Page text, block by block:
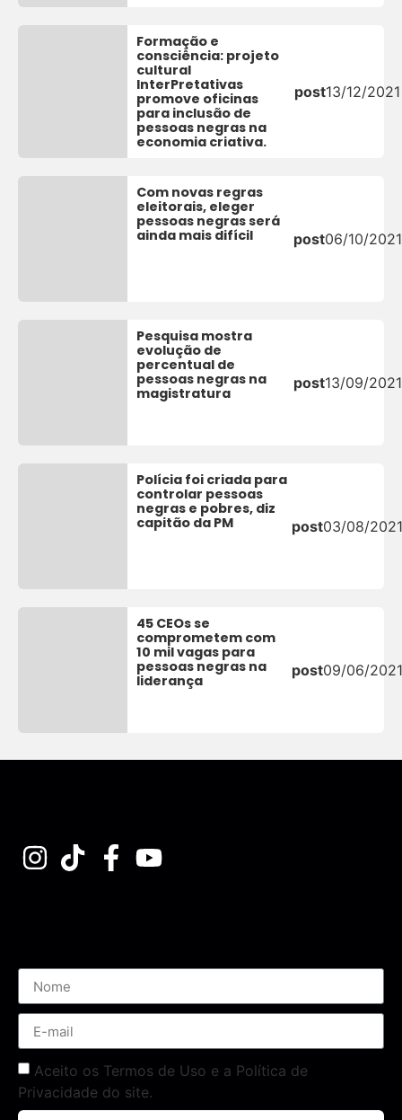
Formação e
consciência: projeto
cultural
InterPretativas
promove oficinas
para inclusão de
pessoas negras na
economia criativa.
post13/12/2021
Com novas regras
eleitorais, eleger
pessoas negras será
ainda mais difícil
post06/10/2021
Pesquisa mostra
evolução de
percentual de
pessoas negras na
magistratura
post13/09/2021
Polícia foi criada para
controlar pessoas
negras e pobres, diz
capitão da PM
post03/08/
45 CEOs se
comprometem com
10 mil vagas para
pessoas negras na
liderança
post09/06/
Aceito os Termos de Uso e a Política de
Privacidade do site.